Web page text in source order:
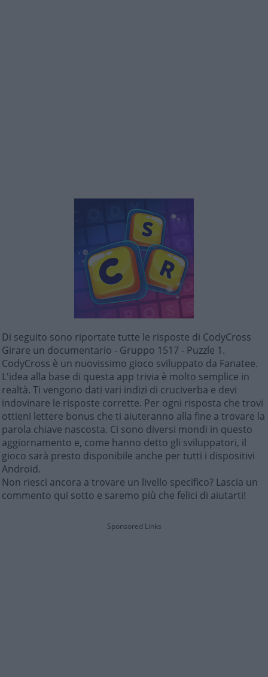
Di seguito sono riportate tutte le risposte di CodyCross
Girare un documentario - Gruppo 1517 - Puzzle 1.
CodyCross è un nuovissimo gioco sviluppato da Fanatee.
L'idea alla base di questa app trivia è molto semplice in
realtà. Ti vengono dati vari indizi di cruciverba e devi
indovinare le risposte corrette. Per ogni risposta che trovi
ottieni lettere bonus che ti aiuteranno alla fine a trovare la
parola chiave nascosta. Ci sono diversi mondi in questo
aggiornamento e, come hanno detto gli sviluppatori, il
gioco sarà presto disponibile anche per tutti i dispositivi
Android.
Non riesci ancora a trovare un livello specifico? Lascia un
commento qui sotto e saremo più che felici di aiutarti!
Sponsored Links